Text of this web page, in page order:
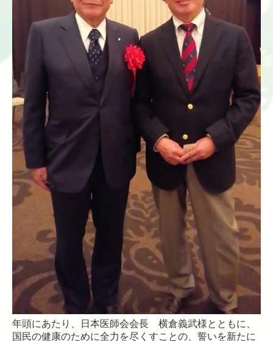
年頭にあたり、日本医師会会長 横倉義武様とともに、
国民の健康のために全力を尽くすことの、誓いを新たに